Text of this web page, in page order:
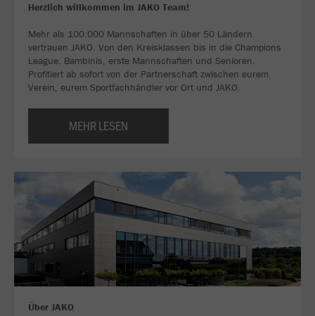
Herzlich willkommen im JAKO Team!
Mehr als 100.000 Mannschaften in über 50 Ländern
vertrauen JAKO. Von den Kreisklassen bis in die Champions
League. Bambinis, erste Mannschaften und Senioren.
Profitiert ab sofort von der Partnerschaft zwischen eurem
Verein, eurem Sportfachhändler vor Ort und JAKO.
MEHR LESEN
Über JAKO